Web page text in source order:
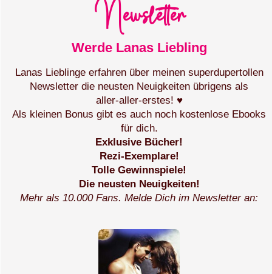
Newsletter
Werde Lanas Liebling
Lanas Lieblinge erfahren über meinen superdupertollen
Newsletter die neusten Neuigkeiten übrigens als
aller‑aller‑erstes! ♥
Als kleinen Bonus gibt es auch noch kostenlose Ebooks
für dich.
Exklusive Bücher!
Rezi-Exemplare!
Tolle Gewinnspiele!
Die neusten Neuigkeiten!
Mehr als 10.000 Fans. Melde Dich im Newsletter an: